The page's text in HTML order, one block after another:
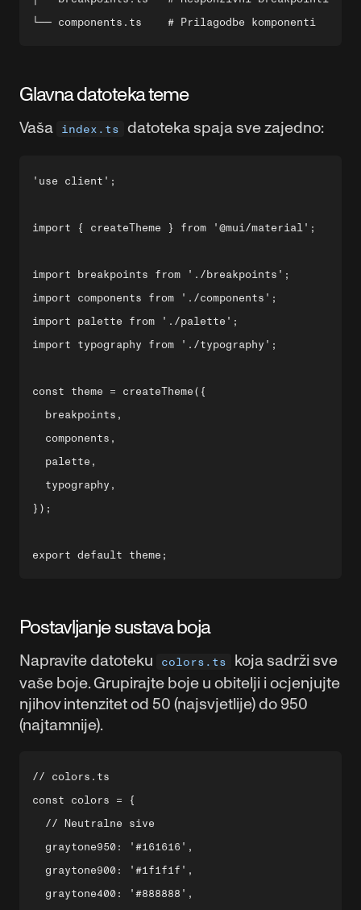
Glavna datoteka teme
Vaša index.ts datoteka spaja sve zajedno:
'use client';
import { createTheme } from '@mui/material';
import breakpoints from './breakpoints';
import components from './components';
import palette from './palette';
import typography from './typography';
const theme = createTheme({
  breakpoints,
  components,
  palette,
  typography,
});
Postavljanje sustava boja
Napravite datoteku colors.ts
koja sadrži sve
vaše boje. Grupirajte boje u obitelji i ocjenjujte
njihov intenzitet od 50 (najsvjetlije) do 950
(najtamnije).
// colors.ts
const colors = {
  // Neutralne sive
  graytone950: '#161616',
  graytone900: '#1f1f1f',
  graytone400: '#888888',